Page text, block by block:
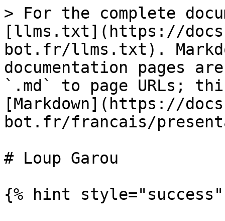
> For the complete
[llms.txt](https://
bot.fr/llms.txt).
documentation pages
`.md` to page URLs;
[Markdown](https://
bot.fr/francais/
# Loup Garou
{% hint style="success"